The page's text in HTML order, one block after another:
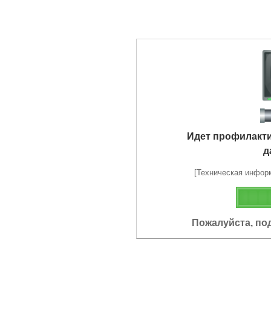
Идет
[Техническая
Пожалуйста,